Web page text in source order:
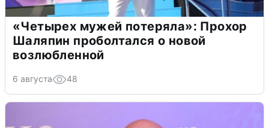
«Четырех мужей потеряла»: Прохор
Шаляпин проболтался о новой
возлюбленной
6 августа 48